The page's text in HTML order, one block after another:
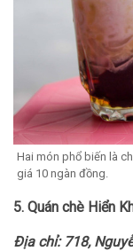
Hai món phổ biến là
giá 10 ngàn đồng.
5. Quán chè Hiển
Địa chỉ: 718,